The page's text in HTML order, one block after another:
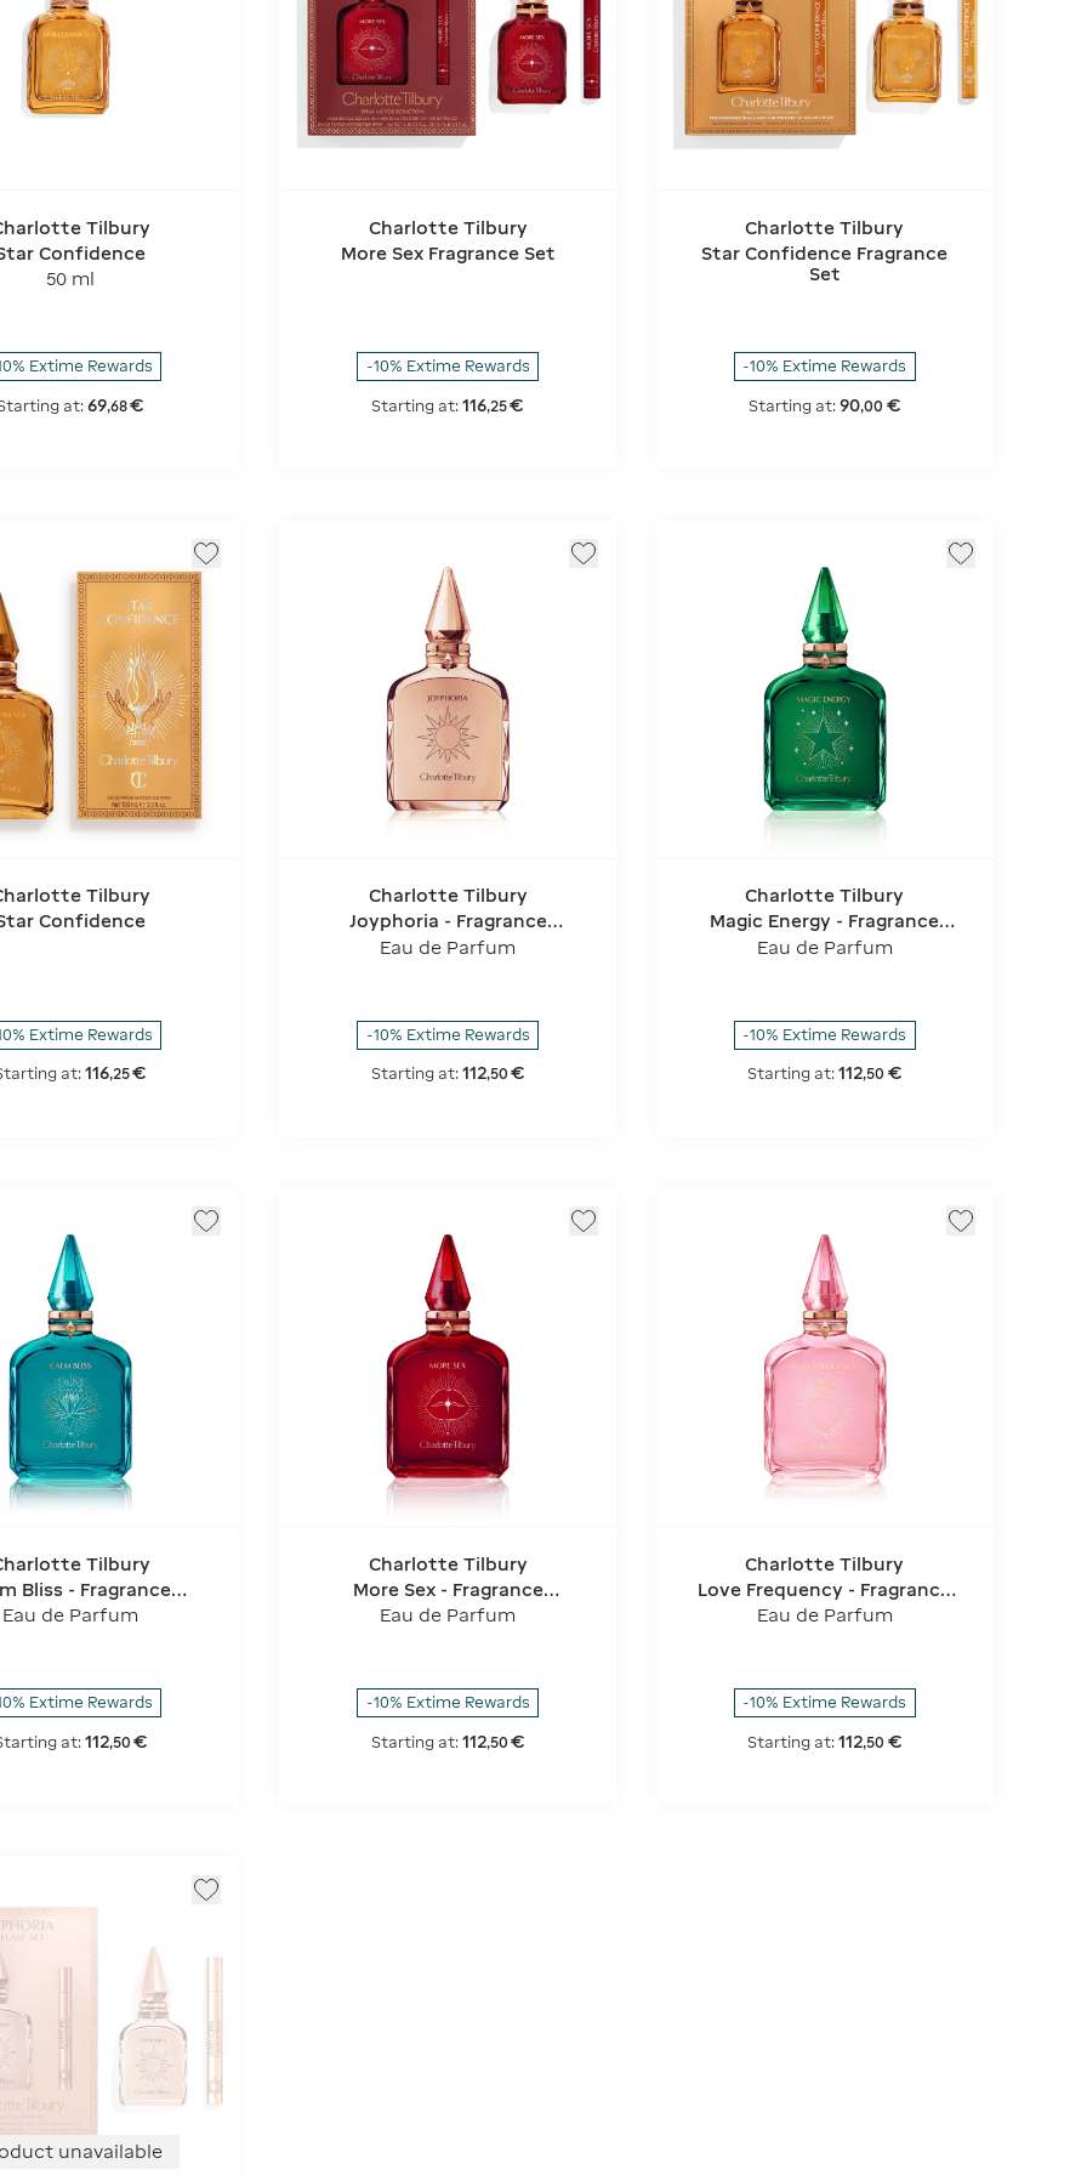
Tilbury
Confidence
50 ml
Extime Rewards
at:69,68€
Charlotte Tilbury
More Sex Fragrance Set
-10% Extime Rewards
Starting at:116,25€
Charlotte Tilbury
Star Confidence Fragrance
Set
-10% Extime Rewards
Starting at:90,00 €
Tilbury
Confidence
Extime Rewards
at:116,25€
Charlotte Tilbury
Joyphoria - Fragrance
Collection Of Emotions
Eau de Parfum
-10% Extime Rewards
Starting at: 112,50 €
Charlotte Tilbury
Magic Energy - Fragrance
Collection Of Emotions
Eau de Parfum
-10% Extime Rewards
Starting at:112,50 €
Tilbury
Bliss - Fragrance
Of Emotions
Eau de Parfum
Extime Rewards
at: 112,50 €
Charlotte Tilbury
More Sex - Fragrance
Collection Of Emotions
Eau de Parfum
-10% Extime Rewards
Starting at: 112,50 €
Charlotte Tilbury
Love Frequency - Fragrance
Collection Of Emotions
Eau de Parfum
-10% Extime Rewards
Starting at:112,50 €
unavailable